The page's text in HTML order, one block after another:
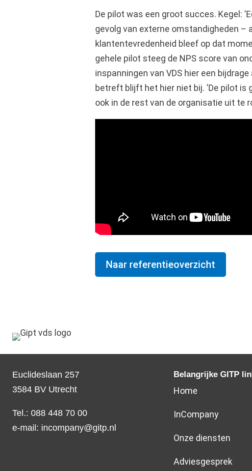
De pilot was een groot succes. Kegel:
gevolg van externe omstandigheden –
klantentevredenheid bleef op dat
gehele pilot steeg de NPS score van
inspanningen van VDS hier een bijdrage
betreft blijft het hier niet bij. ‘De pilot is
ook in de rest van de organisatie uit te
Naar referentieoverzicht
Euclideslaan 257
3584 BV Utrecht
Tel.: 088 448 70 00
e-mail: incompany@gitp.nl
Belangrijke GITP
Home
InCompany
Onze diensten
Adviesgesprek